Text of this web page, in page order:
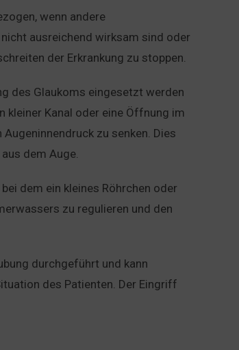
wenn andere
ausreichend wirksam sind oder
der Erkrankung zu stoppen.
des Glaukoms eingesetzt werden
kleiner Kanal oder eine Öffnung im
zu senken. Dies
dem Auge.
bei dem ein kleines Röhrchen oder
zu regulieren und den
durchgeführt und kann
des Patienten. Der Eingriff